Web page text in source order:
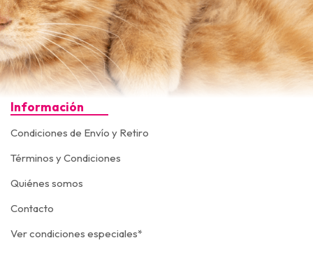
Información
Condiciones de Envío y Retiro
Términos y Condiciones
Quiénes somos
Contacto
Ver condiciones especiales*